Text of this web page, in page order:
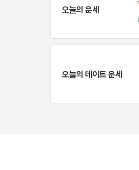
오늘의 운세
오늘의 데이트 운세